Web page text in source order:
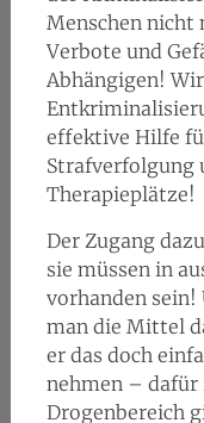
Menschen nicht
Verbote und
Abhängigen!
effektive Hilfe
Strafverfolgung
Therapieplätze!
Der Zugang
sie müssen in
vorhanden sein!
man die Mittel
er das doch
nehmen – dafür
Drogenbereich